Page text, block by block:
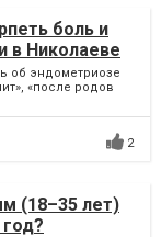
боль и
в Николаеве
об эндометриозе
«после родов
2
(18–35 лет)